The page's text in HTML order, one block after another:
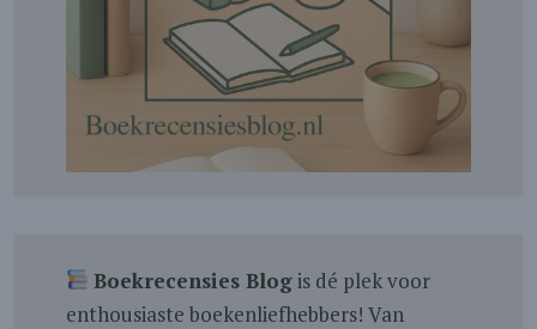
Boekrecensies Blogis dé plek voor
enthousiaste boekenliefhebbers! Van